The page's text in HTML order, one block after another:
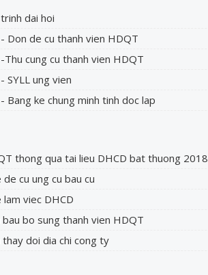
dai hoi
Don de cu thanh vien HDQT
cung cu thanh vien HDQT
SYLL ung vien
ke chung minh tinh doc lap
thong qua tai lieu DHCD bat thuong 2018
cu ung cu bau cu
viec DHCD
bo sung thanh vien HDQT
doi dia chi cong ty